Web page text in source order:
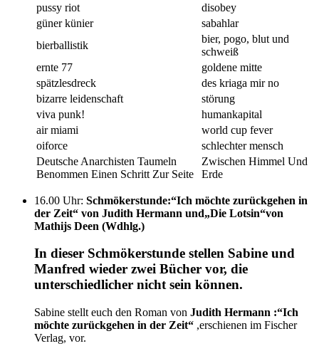
pussy riot
disobey
güner künier
sabahlar
bierballistik
bier, pogo, blut und
schweiß
ernte 77
goldene mitte
spätzlesdreck
des kriaga mir no
bizarre leidenschaft
störung
viva punk!
humankapital
air miami
world cup fever
oiforce
schlechter mensch
Deutsche Anarchisten Taumeln
Benommen Einen Schritt Zur Seite
Zwischen Himmel Und
Erde
16.00 Uhr: Schmökerstunde:“Ich möchte zurückgehen in
der Zeit“ von Judith Hermann und„Die Lotsin“von
Mathijs Deen (Wdhlg.)
In dieser Schmökerstunde stellen Sabine und
Manfred wieder zwei Bücher vor, die
unterschiedlicher nicht sein können.
Sabine stellt euch den Roman von Judith Hermann :“Ich
möchte zurückgehen in der Zeit“ ,erschienen im Fischer
Verlag, vor.